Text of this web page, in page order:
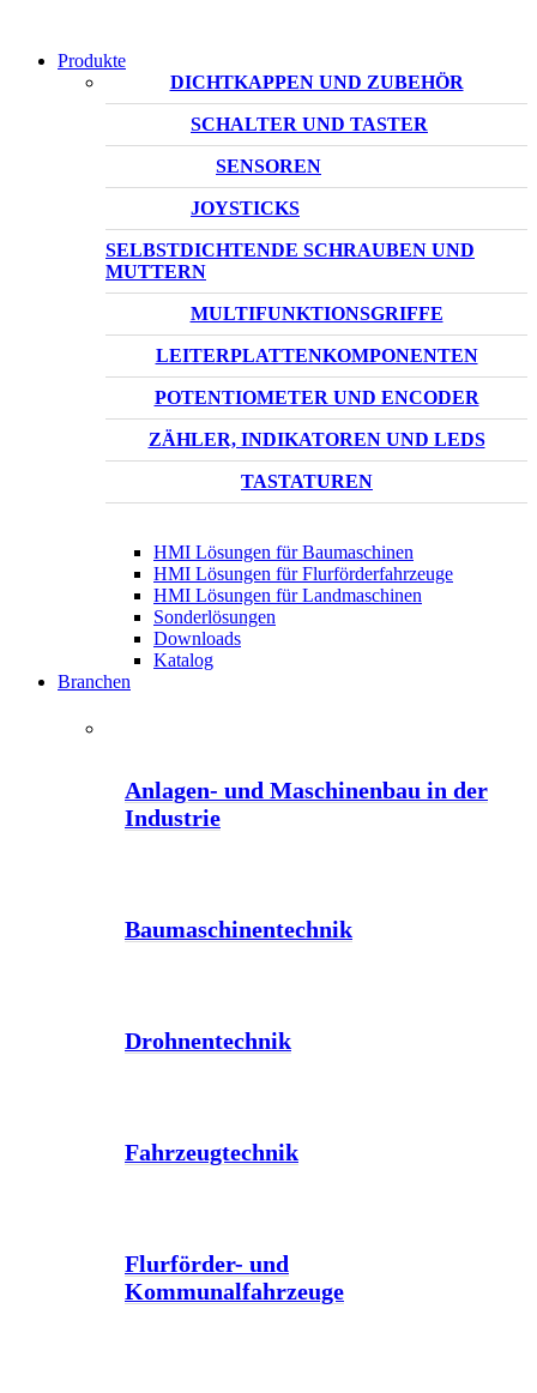
Produkte
DICHTKAPPEN UND ZUBEHÖR
SCHALTER UND TASTER
SENSOREN
JOYSTICKS
SELBSTDICHTENDE SCHRAUBEN UND
MUTTERN
MULTIFUNKTIONSGRIFFE
LEITERPLATTENKOMPONENTEN
POTENTIOMETER UND ENCODER
ZÄHLER, INDIKATOREN UND LEDS
TASTATUREN
HMI Lösungen für Baumaschinen
HMI Lösungen für Flurförderfahrzeuge
HMI Lösungen für Landmaschinen
Sonderlösungen
Downloads
Katalog
Branchen
Anlagen- und Maschinenbau in der
Industrie
Baumaschinentechnik
Drohnentechnik
Fahrzeugtechnik
Flurförder- und
Kommunalfahrzeuge